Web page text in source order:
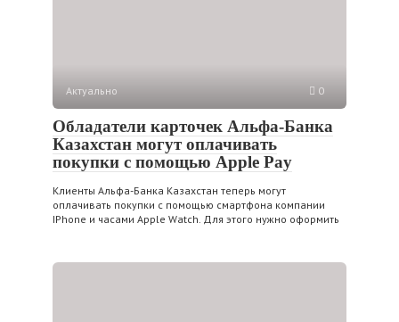
Актуально 0
Обладатели карточек Альфа-Банка
Казахстан могут оплачивать
покупки с помощью Apple Pay
Клиенты Альфа-Банка Казахстан теперь могут
оплачивать покупки с помощью смартфона компании
IPhone и часами Apple Watch. Для этого нужно оформить